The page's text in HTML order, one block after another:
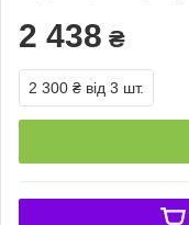
2 438 ₴
2 300 ₴ від 3 шт.